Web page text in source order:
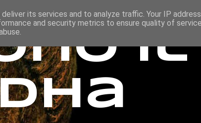
il
its services and to analyze traffic. Your IP
and security metrics to ensure quality of